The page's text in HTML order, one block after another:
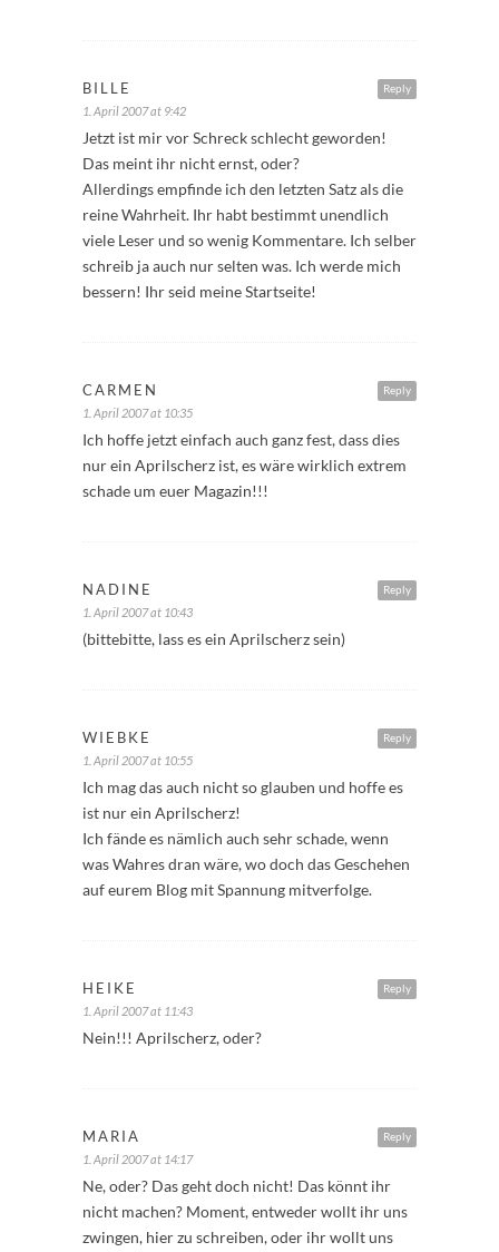
Reply
BILLE
1. April 2007 at 9:42
Jetzt ist mir vor Schreck schlecht geworden!
Das meint ihr nicht ernst, oder?
Allerdings empfinde ich den letzten Satz als die
reine Wahrheit. Ihr habt bestimmt unendlich
viele Leser und so wenig Kommentare. Ich selber
schreib ja auch nur selten was. Ich werde mich
bessern! Ihr seid meine Startseite!
Reply
CARMEN
1. April 2007 at 10:35
Ich hoffe jetzt einfach auch ganz fest, dass dies
nur ein Aprilscherz ist, es wäre wirklich extrem
schade um euer Magazin!!!
Reply
NADINE
1. April 2007 at 10:43
(bittebitte, lass es ein Aprilscherz sein)
Reply
WIEBKE
1. April 2007 at 10:55
Ich mag das auch nicht so glauben und hoffe es
ist nur ein Aprilscherz!
Ich fände es nämlich auch sehr schade, wenn
was Wahres dran wäre, wo doch das Geschehen
auf eurem Blog mit Spannung mitverfolge.
Reply
HEIKE
1. April 2007 at 11:43
Nein!!! Aprilscherz, oder?
Reply
MARIA
1. April 2007 at 14:17
Ne, oder? Das geht doch nicht! Das könnt ihr
nicht machen? Moment, entweder wollt ihr uns
zwingen, hier zu schreiben, oder ihr wollt uns